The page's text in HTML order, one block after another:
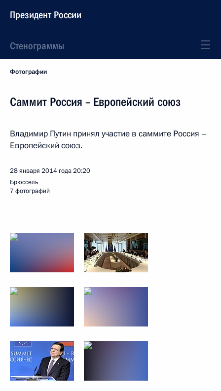
Президент России
Стенограммы
Фотографии
Саммит Россия – Европейский союз
Владимир Путин принял участие в саммите Россия –
Европейский союз.
28 января 2014 года20:20
Брюссель
7 фотографий